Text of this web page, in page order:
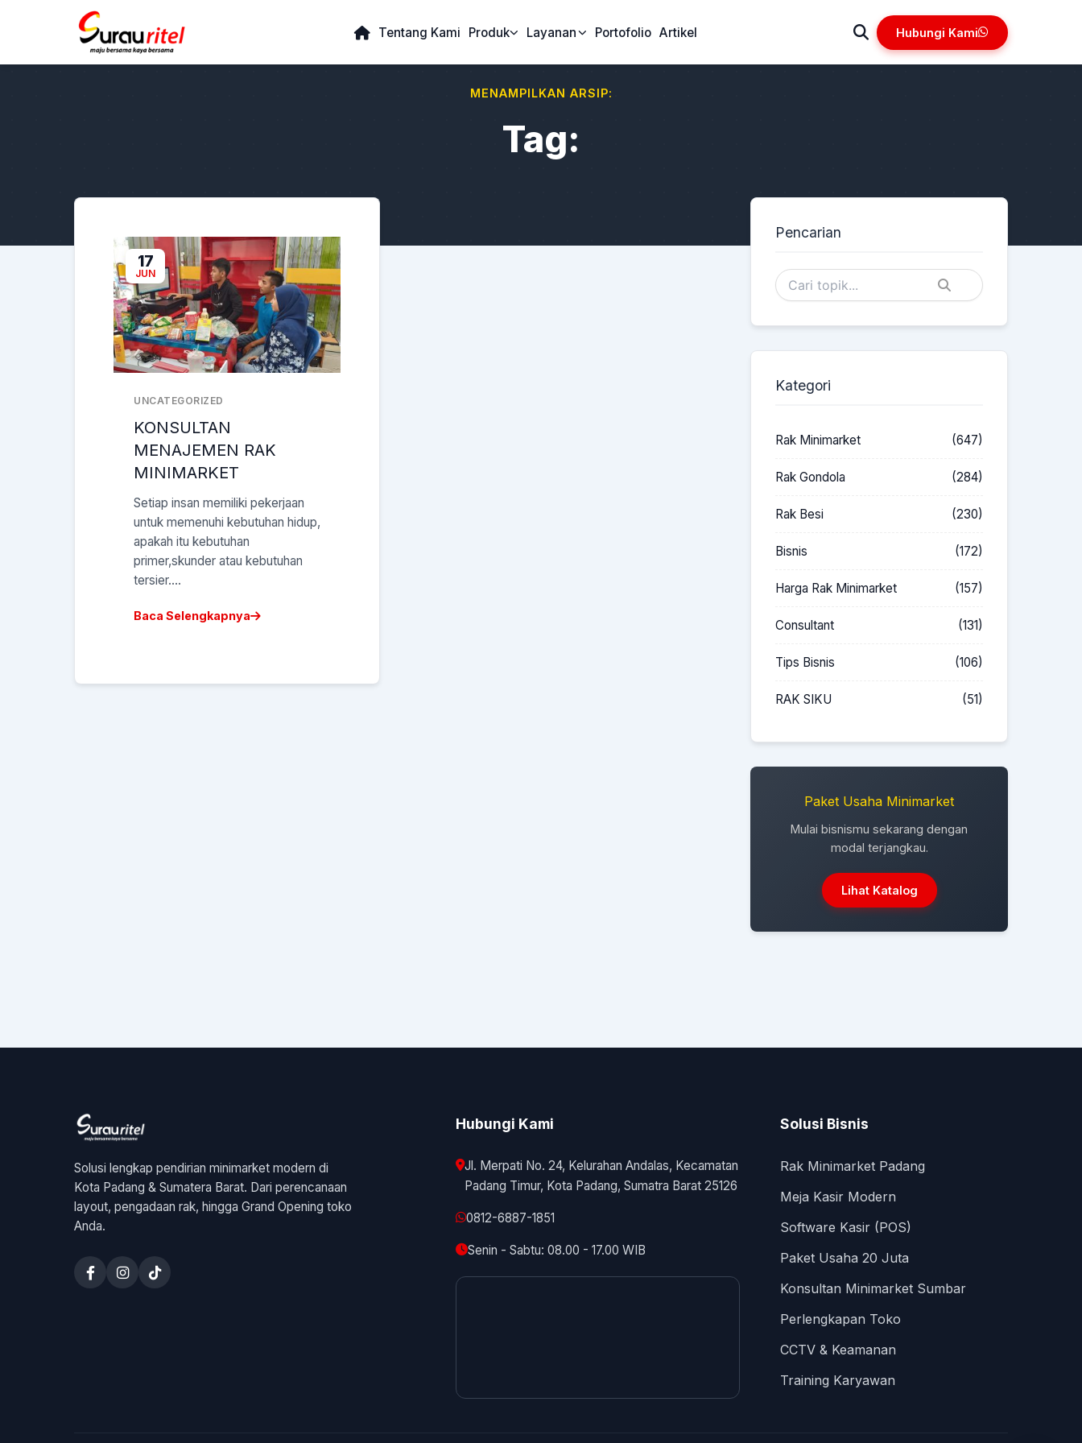
Tentang Kami Produk Layanan Portofolio Artikel Hubungi Kami
MENAMPILKAN ARSIP:
Tag:
17
JUN
UNCATEGORIZED
KONSULTAN
MENAJEMEN RAK
MINIMARKET
Setiap insan memiliki pekerjaan
untuk memenuhi kebutuhan hidup,
apakah itu kebutuhan
primer,skunder atau kebutuhan
tersier....
Baca Selengkapnya
Pencarian
Kategori
Rak Minimarket (647)
Rak Gondola (284)
Rak Besi (230)
Bisnis (172)
Harga Rak Minimarket (157)
Consultant (131)
Tips Bisnis (106)
RAK SIKU (51)
Paket Usaha Minimarket
Mulai bisnismu sekarang dengan
modal terjangkau.
Lihat Katalog
Solusi lengkap pendirian minimarket modern di
Kota Padang & Sumatera Barat. Dari perencanaan
layout, pengadaan rak, hingga Grand Opening toko
Anda.
Hubungi Kami
Jl. Merpati No. 24, Kelurahan Andalas, Kecamatan
Padang Timur, Kota Padang, Sumatra Barat 25126
0812-6887-1851
Senin - Sabtu: 08.00 - 17.00 WIB
Solusi Bisnis
Rak Minimarket Padang
Meja Kasir Modern
Software Kasir (POS)
Paket Usaha 20 Juta
Konsultan Minimarket Sumbar
Perlengkapan Toko
CCTV & Keamanan
Training Karyawan